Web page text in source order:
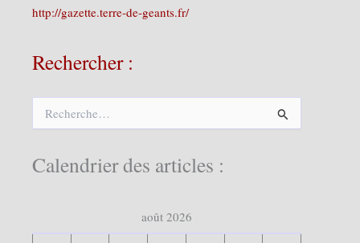
http://gazette.terre-de-geants.fr/
Rechercher :
e
e
Calendrier des articles :
août 2026